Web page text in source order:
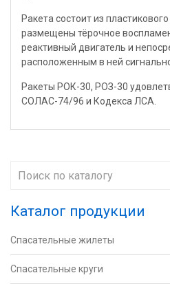
Ракета состоит из
размещены тёрочное
реактивный двигатель и
расположенным в ней
Ракеты РОК-30, РОЗ-30
СОЛАС-74/96 и Кодекса ЛСА.
Каталог продукции
Спасательные жилеты
Спасательные круги